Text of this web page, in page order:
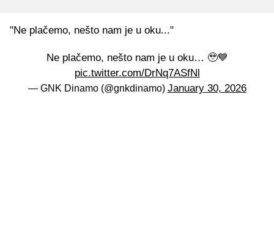
"Ne plačemo, nešto nam je u oku..."
Ne plačemo, nešto nam je u oku… 🥹💙
pic.twitter.com/DrNq7ASfNl
— GNK Dinamo (@gnkdinamo) January 30, 2026